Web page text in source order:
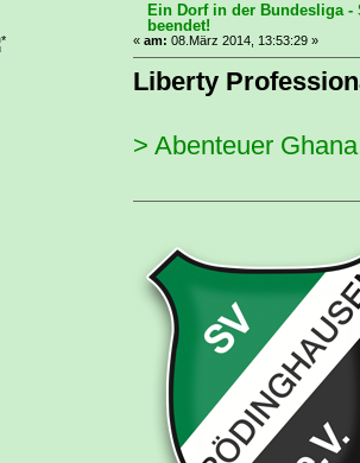
Ein Dorf in der Bundesliga -
beendet!
« am: 08.März 2014, 13:53:29 »
Liberty
> Abenteuer